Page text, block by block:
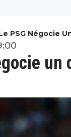
PSG Négocie